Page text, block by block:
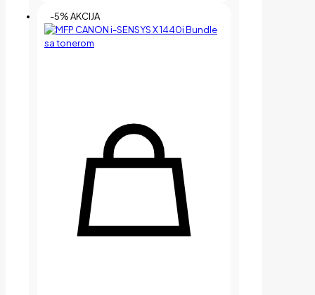
-5% AKCIJA